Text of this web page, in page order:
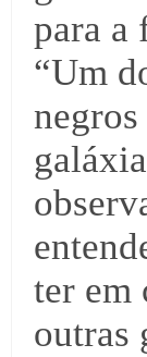
para a
“Um
ter em
outras